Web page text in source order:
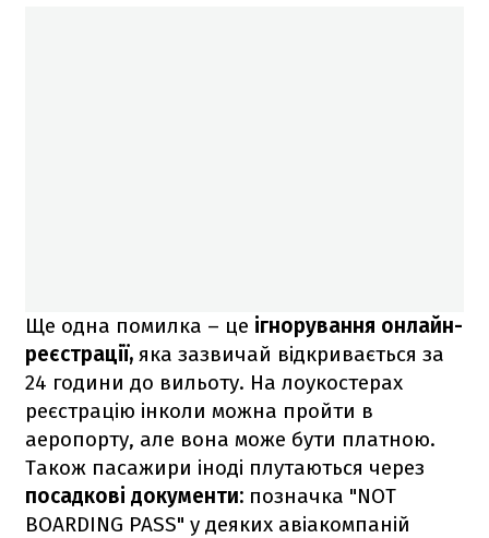
Ще одна помилка – це ігнорування онлайн-
реєстрації, яка зазвичай відкривається за
24 години до вильоту. На лоукостерах
реєстрацію інколи можна пройти в
аеропорту, але вона може бути платною.
Також пасажири іноді плутаються через
посадкові документи: позначка "NOT
BOARDING PASS" у деяких авіакомпаній